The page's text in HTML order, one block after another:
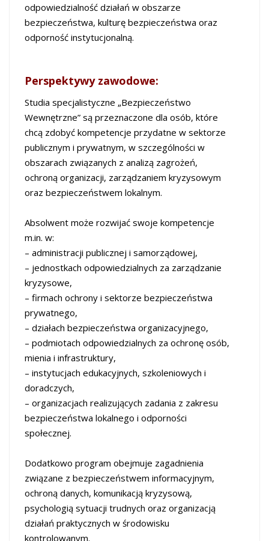
odpowiedzialność działań w obszarze
bezpieczeństwa, kulturę bezpieczeństwa oraz
odporność instytucjonalną.
Perspektywy zawodowe:
Studia specjalistyczne „Bezpieczeństwo
Wewnętrzne” są przeznaczone dla osób, które
chcą zdobyć kompetencje przydatne w sektorze
publicznym i prywatnym, w szczególności w
obszarach związanych z analizą zagrożeń,
ochroną organizacji, zarządzaniem kryzysowym
oraz bezpieczeństwem lokalnym.
Absolwent może rozwijać swoje kompetencje
m.in. w:
– administracji publicznej i samorządowej,
– jednostkach odpowiedzialnych za zarządzanie
kryzysowe,
– firmach ochrony i sektorze bezpieczeństwa
prywatnego,
– działach bezpieczeństwa organizacyjnego,
– podmiotach odpowiedzialnych za ochronę osób,
mienia i infrastruktury,
– instytucjach edukacyjnych, szkoleniowych i
doradczych,
– organizacjach realizujących zadania z zakresu
bezpieczeństwa lokalnego i odporności
społecznej.
Dodatkowo program obejmuje zagadnienia
związane z bezpieczeństwem informacyjnym,
ochroną danych, komunikacją kryzysową,
psychologią sytuacji trudnych oraz organizacją
działań praktycznych w środowisku
kontrolowanym.